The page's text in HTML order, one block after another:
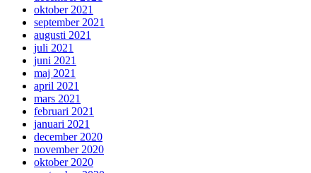
oktober 2021
september 2021
augusti 2021
juli 2021
juni 2021
maj 2021
april 2021
mars 2021
februari 2021
januari 2021
december 2020
november 2020
oktober 2020